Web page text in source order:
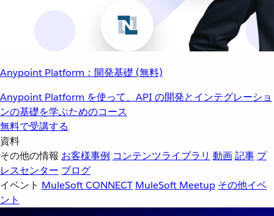
Anypoint Platform：開発基礎 (無料)
Anypoint Platform を使って、API の開発とインテグレーショ
ンの基礎を学ぶためのコース
無料で受講する
資料
その他の情報 お客様事例 コンテンツライブラリ 動画記事 プ
レスセンター ブログ
イベント MuleSoft CONNECT MuleSoft Meetup その他イベ
ント